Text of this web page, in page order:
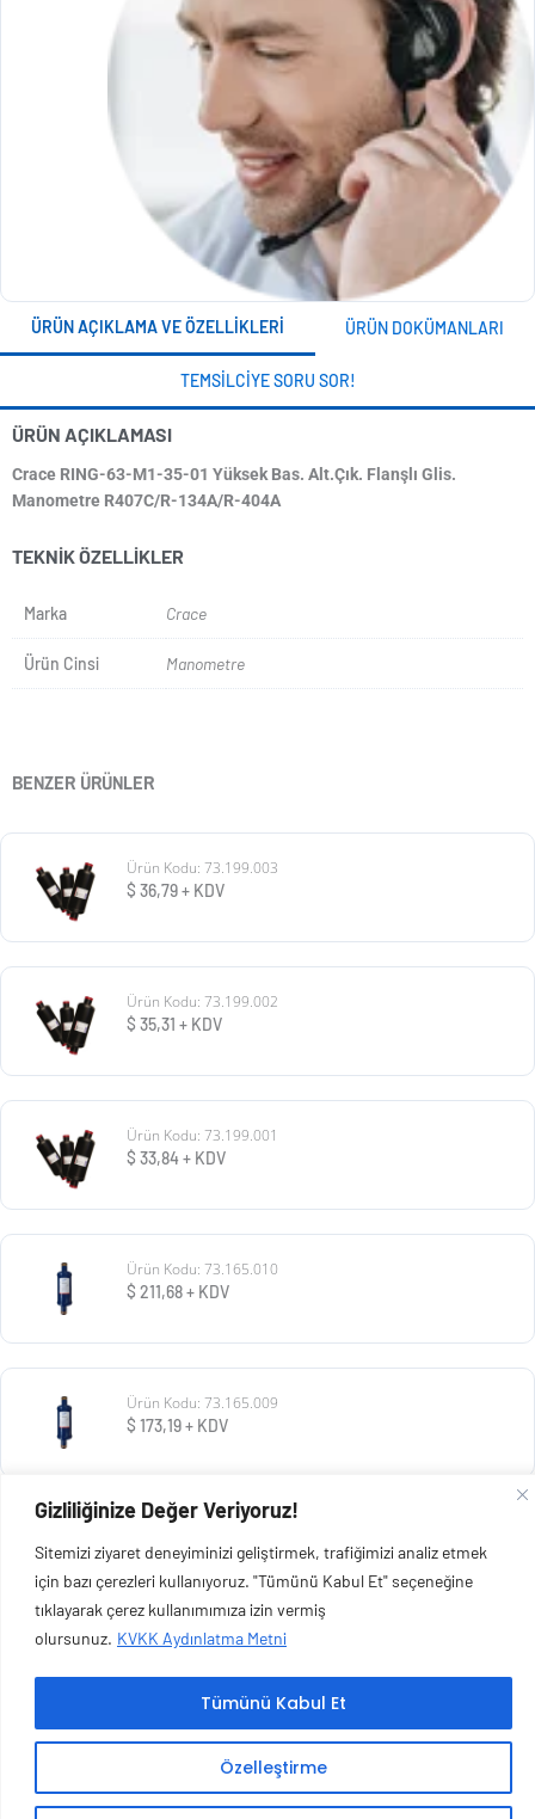
Gizliliğinize Değer Veriyoruz!
Sitemizi ziyaret deneyiminizi geliştirmek, trafiğimizi analiz etmek
için bazı çerezleri kullanıyoruz. "Tümünü Kabul Et" seçeneğine
tıklayarak çerez kullanımımıza izin vermiş
olursunuz. KVKK Aydınlatma Metni
Özelleştirme
Tümünü Kabul Et
ÜRÜN AÇIKLAMA VE ÖZELLIKLERI ÜRÜN DOKÜMANLARI
TEMSILCIYE SORU SOR!
ÜRÜN AÇIKLAMASI
Crace RING-63-M1-35-01 Yüksek Bas. Alt.Çık. Flanşlı Glis.
Manometre R407C/R-134A/R-404A
TEKNIK ÖZELLIKLER
Marka Crace
Ürün Cinsi Manometre
BENZER ÜRÜNLER
Ürün Kodu: 73.199.003
$ 36,79+ KDV
Ürün Kodu: 73.199.002
$ 35,31 + KDV
Ürün Kodu: 73.199.001
$ 33,84+ KDV
Ürün Kodu: 73.165.010
$ 211,68+ KDV
Ürün Kodu: 73.165.009
$ 173,19+ KDV
$73,13+ KDV
Copyright © 2026 Esen Isıtma Soğutma İnşaat Ltd Şti | Tüm Hakları Saklıdır.